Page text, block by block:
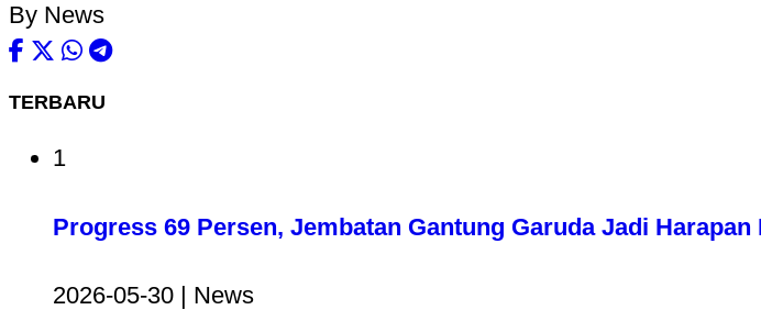
By News
TERBARU
1
Progress 69 Persen, Jembatan Gantung Garuda Jadi
2026-05-30 | News